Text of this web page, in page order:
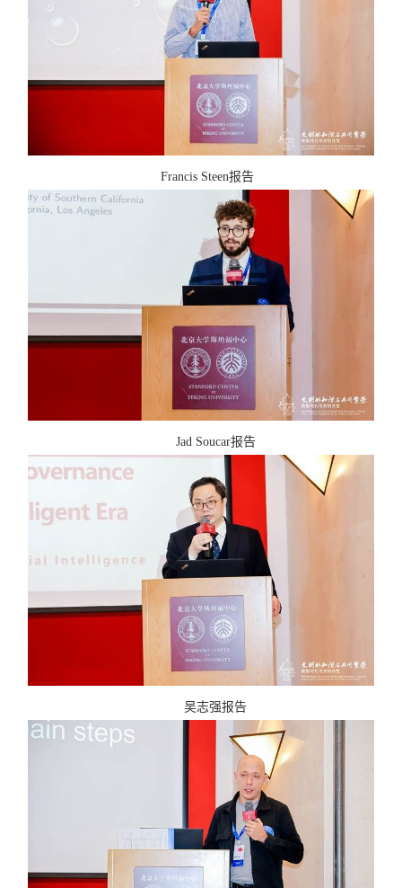
Francis Steen报告
Jad Soucar报告
吴志强报告